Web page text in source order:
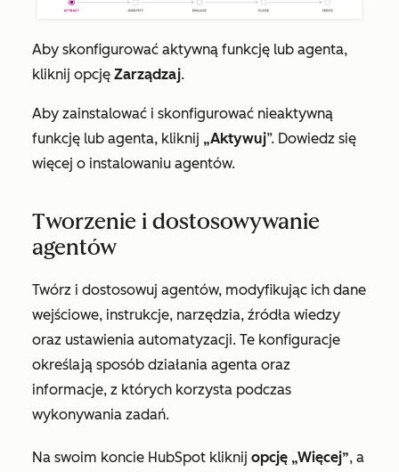
Aby skonfigurować aktywną funkcję lub agenta,
kliknij opcję Zarządzaj.
Aby zainstalować i skonfigurować nieaktywną
funkcję lub agenta, kliknij „Aktywuj”. Dowiedz się
więcej o instalowaniu agentów.
Tworzenie i dostosowywanie
agentów
Twórz i dostosowuj agentów, modyfikując ich dane
wejściowe, instrukcje, narzędzia, źródła wiedzy
oraz ustawienia automatyzacji. Te konfiguracje
określają sposób działania agenta oraz
informacje, z których korzysta podczas
wykonywania zadań.
Na swoim koncie HubSpot kliknij opcję „Więcej”, a